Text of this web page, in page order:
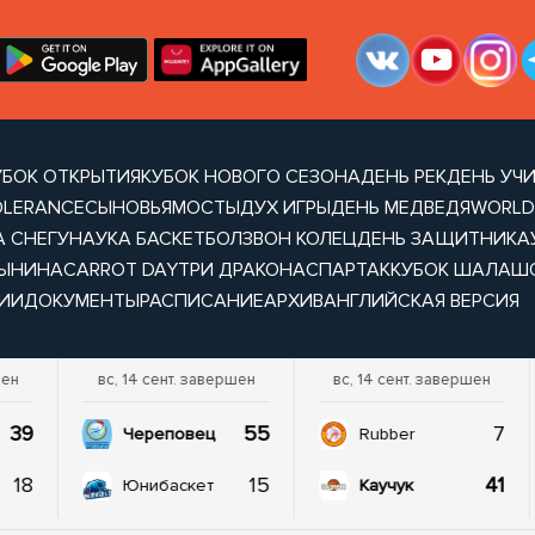
ОТКРЫТИЯКУБОК НОВОГО СЕЗОНАДЕНЬ РЕКДЕНЬ
СЫНОВЬЯМОСТЫДУХ ИГРЫДЕНЬ МЕДВЕДЯ
СНЕГУНАУКА БАСКЕТБОЛЗВОН КОЛЕЦДЕНЬ ЗАЩИТНИКА
CARROT DAYТРИ ДРАКОНАСПАРТАККУБОК
ДОКУМЕНТЫРАСПИСАНИЕАРХИВАНГЛИЙСКАЯ ВЕРСИЯ
39
18
вс, 14 сент. завершен
Череповец 55
Юнибаскет 15
вс, 14 сент. завершен
Rubber 7
Каучук 41